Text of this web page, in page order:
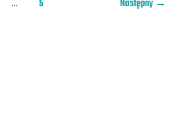
… 5 Następny →